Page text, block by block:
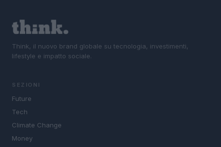
Think, il nuovo brand globale su tecnologia, investimenti,
lifestyle e impatto sociale.
SEZIONI
Future
Tech
Climate Change
Money